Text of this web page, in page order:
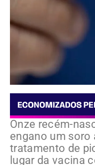
Onze recém-
engano um
tratamento de
lugar da vacina